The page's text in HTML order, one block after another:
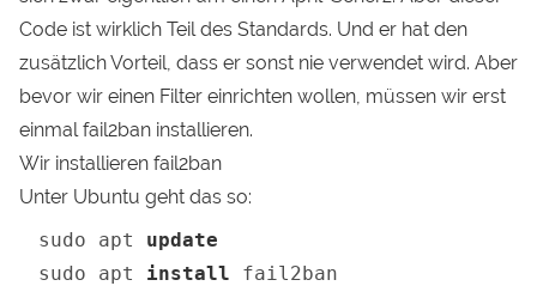
Code ist wirklich Teil des Standards. Und er hat den
zusätzlich Vorteil, dass er sonst nie verwendet wird. Aber
bevor wir einen Filter einrichten wollen, müssen wir erst
einmal fail2ban installieren.
Wir installieren fail2ban
Unter Ubuntu geht das so:
sudo apt update
sudo apt install fail2ban